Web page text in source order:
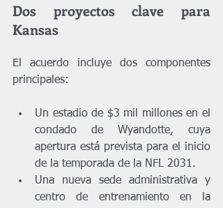
Dos proyectos clave para
Kansas
El acuerdo incluye dos componentes
principales:
Un estadio de $3 mil millones en el
condado de Wyandotte, cuya
apertura está prevista para el inicio
de la temporada de la NFL 2031.
Una nueva sede administrativa y
centro de entrenamiento en la